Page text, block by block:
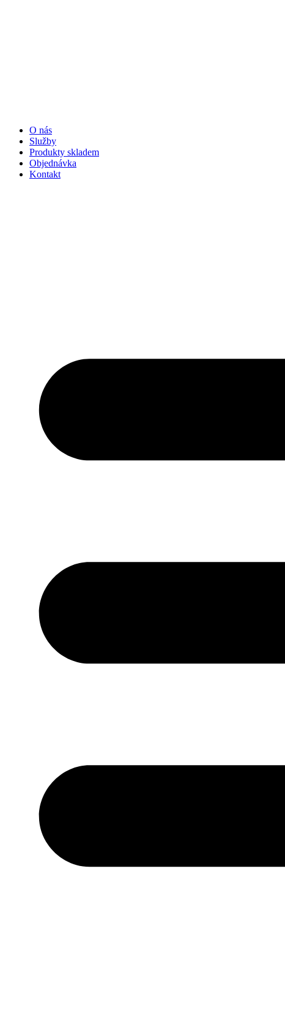
O nás
Služby
Produkty skladem
Objednávka
Kontakt